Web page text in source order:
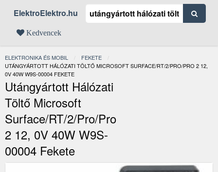
ElektroElektro.hu
Kedvencek
ELEKTRONIKA ÉS MOBIL
FEKETE
JELENLEGI:
UTÁNGYÁRTOTT HÁLÓZATI TÖLTŐ MICROSOFT SURFACE/RT/2/PRO/PRO 2 12,
0V 40W W9S-00004 FEKETE
Utángyártott Hálózati
Töltő Microsoft
Surface/RT/2/Pro/Pro
2 12, 0V 40W W9S-
00004 Fekete